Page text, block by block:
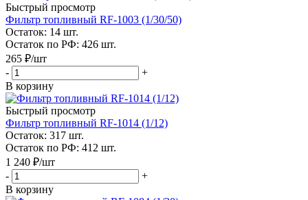
Быстрый просмотр
Фильтр топливный RF-1003 (1/30/50)
Остаток: 14 шт.
Остаток по РФ: 426 шт.
265 ₽/шт
-
+
В корзину
Быстрый просмотр
Фильтр топливный RF-1014 (1/12)
Остаток: 317 шт.
Остаток по РФ: 412 шт.
1 240 ₽/шт
-
+
В корзину